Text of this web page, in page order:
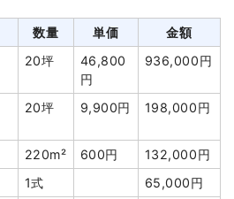
15m³
16,000
円
240,000円
70,000円
1,690,909
円
数量 単価
金額
20坪
46,800
円
936,000円
20坪 9,900円 198,000円
220m² 600円
132,000円
1式
65,000円